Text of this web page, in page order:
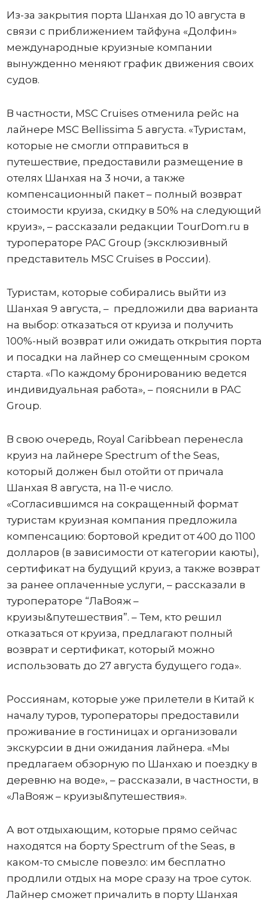
Из-за закрытия порта Шанхая до 10 августа в
связи с приближением тайфуна «Долфин»
международные круизные компании
вынужденно меняют график движения своих
судов.
В частности, MSC Cruises отменила рейс на
лайнере MSC Bellissima 5 августа. «Туристам,
которые не смогли отправиться в
путешествие, предоставили размещение в
отелях Шанхая на 3 ночи, а также
компенсационный пакет – полный возврат
стоимости круиза, скидку в 50% на следующий
круиз», – рассказали редакции TourDom.ru в
туроператоре PAC Group (эксклюзивный
представитель MSC Cruises в России).
Туристам, которые собирались выйти из
Шанхая 9 августа, – предложили два варианта
на выбор: отказаться от круиза и получить
100%-ный возврат или ожидать открытия порта
и посадки на лайнер со смещенным сроком
старта. «По каждому бронированию ведется
индивидуальная работа», – пояснили в PAC
Group.
В свою очередь, Royal Caribbean перенесла
круиз на лайнере Spectrum of the Seas,
который должен был отойти от причала
Шанхая 8 августа, на 11-е число.
«Согласившимся на сокращенный формат
туристам круизная компания предложила
компенсацию: бортовой кредит от 400 до 1100
долларов (в зависимости от категории каюты),
сертификат на будущий круиз, а также возврат
за ранее оплаченные услуги, – рассказали в
туроператоре “ЛаВояж –
круизы&путешествия”. – Тем, кто решил
отказаться от круиза, предлагают полный
возврат и сертификат, который можно
использовать до 27 августа будущего года».
Россиянам, которые уже прилетели в Китай к
началу туров, туроператоры предоставили
проживание в гостиницах и организовали
экскурсии в дни ожидания лайнера. «Мы
предлагаем обзорную по Шанхаю и поездку в
деревню на воде», – рассказали, в частности, в
«ЛаВояж – круизы&путешествия».
А вот отдыхающим, которые прямо сейчас
находятся на борту Spectrum of the Seas, в
каком-то смысле повезло: им бесплатно
продлили отдых на море сразу на трое суток.
Лайнер сможет причалить в порту Шанхая